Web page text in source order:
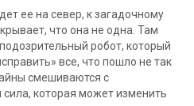
ее на север, к загадочному
что она не одна. Там
робот, который
все, что пошло не так
смешиваются с
которая может изменить